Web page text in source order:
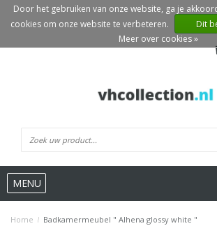
MENU
Home / Badkamermeubel " Alhena glossy white "
Door het gebruiken van onze website, ga je
cookies om onze website te verbeteren.
Dit
Meer over cookies »